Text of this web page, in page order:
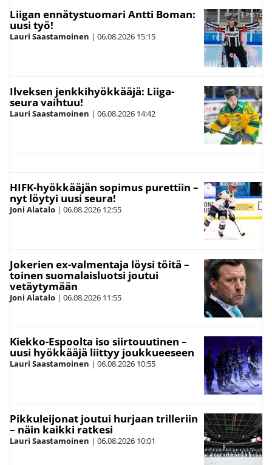
Liigan ennätystuomari Antti Boman:
uusi työ!
Lauri Saastamoinen | 06.08.2026 15:15
Ilveksen jenkkihyökkääjä: Liiga-
seura vaihtuu!
Lauri Saastamoinen | 06.08.2026 14:42
HIFK-hyökkääjän sopimus purettiin –
nyt löytyi uusi seura!
Joni Alatalo | 06.08.2026 12:55
Jokerien ex-valmentaja löysi töitä –
toinen suomalaisluotsi joutui
vetäytymään
Joni Alatalo | 06.08.2026 11:55
Kiekko-Espoolta iso siirtouutinen –
uusi hyökkääjä liittyy joukkueeseen
Lauri Saastamoinen | 06.08.2026 10:55
Pikkuleijonat joutui hurjaan trilleriin
– näin kaikki ratkesi
Lauri Saastamoinen | 06.08.2026 10:01